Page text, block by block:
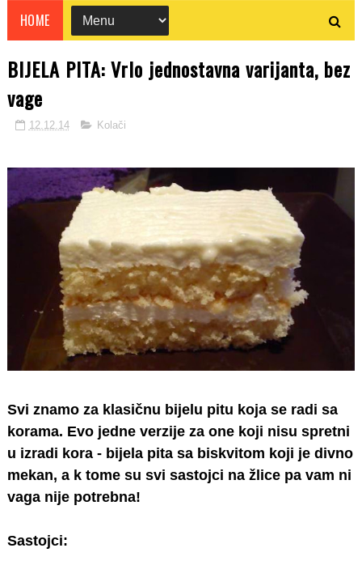
HOME
BIJELA PITA: Vrlo jednostavna varijanta, bez
vage
12.12.14 Kolači
Svi znamo za klasičnu bijelu pitu koja se radi sa
korama. Evo jedne verzije za one koji nisu spretni
u izradi kora - bijela pita sa biskvitom koji je divno
mekan, a k tome su svi sastojci na žlice pa vam ni
vaga nije potrebna!
Sastojci: